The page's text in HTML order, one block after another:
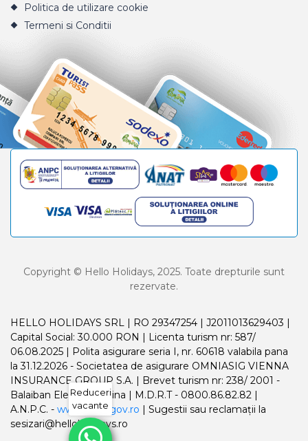
Politica de utilizare cookie
Termeni si Conditii
Copyright © Hello Holidays, 2025. Toate drepturile sunt
rezervate.
HELLO HOLIDAYS SRL | RO 29347254 | J2011013629403 |
Capital Social: 30.000 RON | Licenta turism nr: 587/
06.08.2025 | Polita asigurare seria I, nr. 60618 valabila pana
la 31.12.2026 - Societatea de asigurare OMNIASIG VIENNA
INSURANCE GROUP S.A. | Brevet turism nr: 238/ 2001 -
Balaiban Elena Madalina | M.D.R.T - 0800.86.82.82 |
A.N.P.C. - www.anpc.gov.ro | Sugestii sau reclamații la
sesizari@helloholidays.ro
Reduceri
vacante